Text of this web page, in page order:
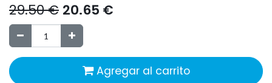
29.50€ 20.65 €
Agregar al carrito